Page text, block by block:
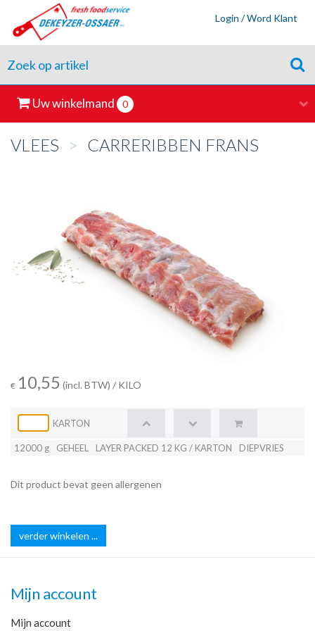
Login / Word Klant
Uw winkelmand 0
VLEES > CARRERIBBEN FRANS
€ 10,55 (incl. BTW) / KILO
KARTON
12000 g GEHEEL LAYER PACKED 12 KG / KARTON DIEPVRIES
Dit product bevat geen allergenen
verder winkelen ...
Mijn account
Mijn account